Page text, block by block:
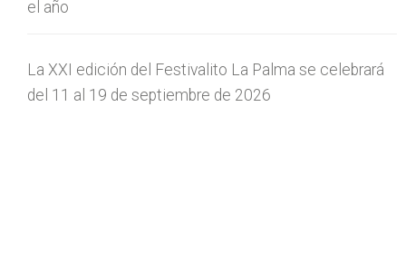
el año
La XXI edición del Festivalito La Palma se celebrará
del 11 al 19 de septiembre de 2026